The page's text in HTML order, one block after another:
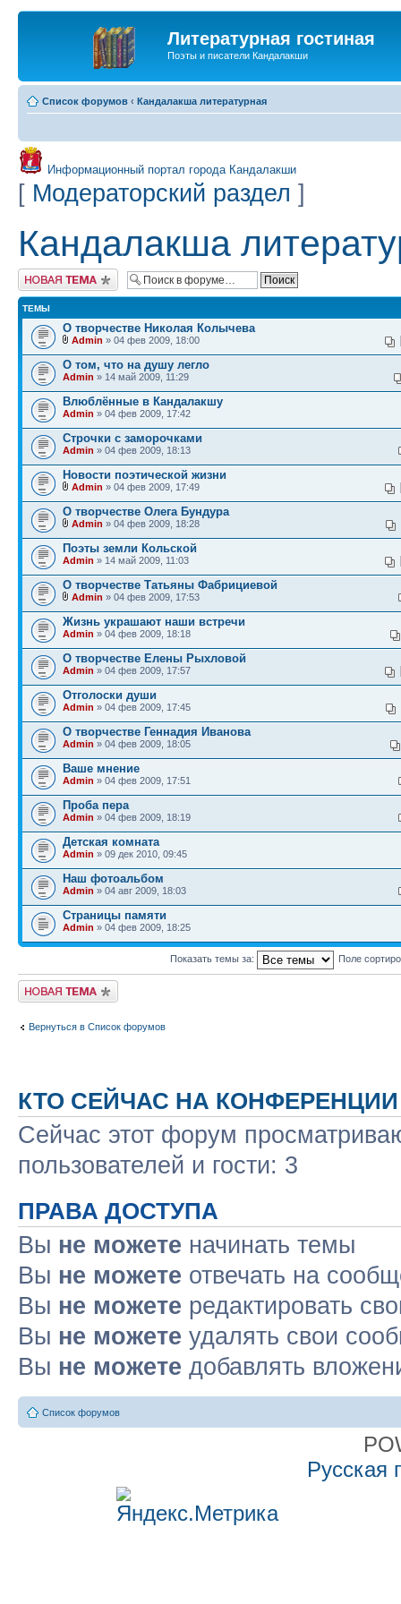
Литературная гостиная
Поэты и писатели Кандалакши
Список форумов ‹ Кандалакша литературная
Информационный портал города Кандалакши
[ Модераторский раздел ]
Кандалакша
Новая тема
ТЕМЫ
О творчестве Николая Колычева
Admin » 04 фев 2009, 18:00
О том, что на душу легло
Admin » 14 май 2009, 11:29
Влюблённые в Кандалакшу
Admin » 04 фев 2009, 17:42
Строчки с заморочками
Admin » 04 фев 2009, 18:13
Новости поэтической жизни
Admin » 04 фев 2009, 17:49
О творчестве Олега Бундура
Admin » 04 фев 2009, 18:28
Поэты земли Кольской
Admin » 14 май 2009, 11:03
О творчестве Татьяны Фабрициевой
Admin » 04 фев 2009, 17:53
Жизнь украшают наши встречи
Admin » 04 фев 2009, 18:18
О творчестве Елены Рыхловой
Admin » 04 фев 2009, 17:57
Отголоски души
Admin » 04 фев 2009, 17:45
О творчестве Геннадия Иванова
Admin » 04 фев 2009, 18:05
Ваше мнение
Admin » 04 фев 2009, 17:51
Проба пера
Admin » 04 фев 2009, 18:19
Детская комната
Admin » 09 дек 2010, 09:45
Наш фотоальбом
Admin » 04 авг 2009, 18:03
Страницы памяти
Admin » 04 фев 2009, 18:25
Показать темы за: Поле
Новая тема
Вернуться в Список форумов
КТО СЕЙЧАС НА КОНФЕРЕНЦИИ
Сейчас этот форум
пользователей и гости: 3
ПРАВА ДОСТУПА
Вы не можете начинать темы
Вы не можете отвечать на
Вы не можете редактировать
Вы не можете удалять свои
Вы не можете добавлять
Список форумов
Русская